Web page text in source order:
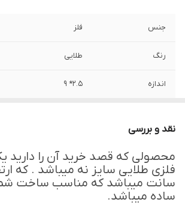
جنس فلز
رنگ طلایی
اندازه ۲.۵* ۹
نقد و بررسی
محصولی که قصد خرید آن را دارید
سانت میباشد که مناسب ساخت
ساده میباشد.